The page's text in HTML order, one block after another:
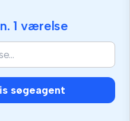
1 værelse
søgeagent